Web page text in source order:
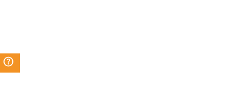
question_mark_circle